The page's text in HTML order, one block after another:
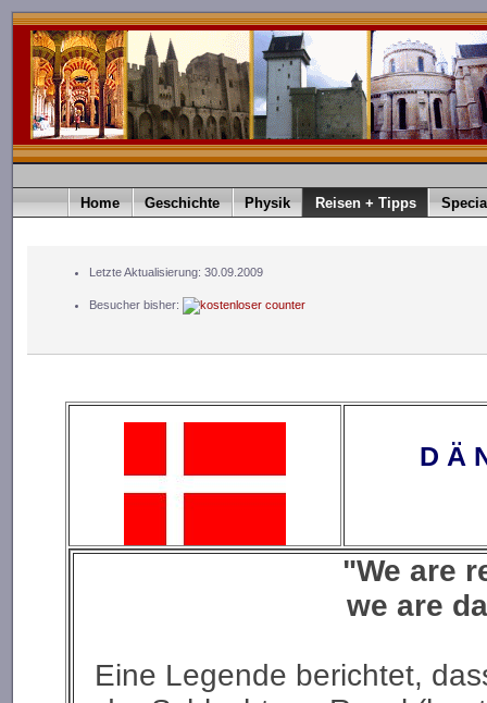
Home Geschichte Physik Reisen + Tipps
Letzte Aktualisierung: 30.09.2009
Besucher bisher:
D Ä
"We are
we are
Eine Legende berichtet,